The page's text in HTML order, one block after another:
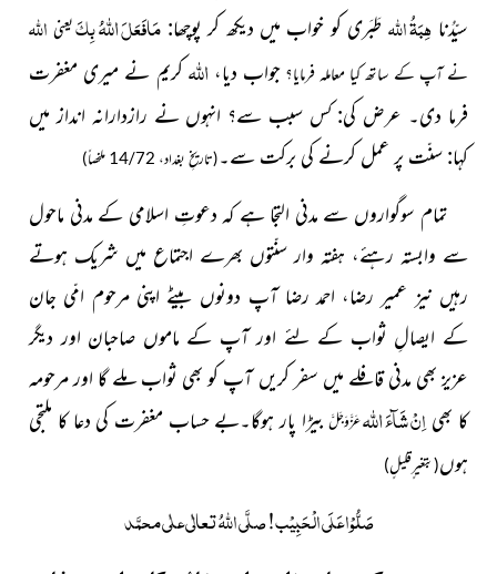
سیّدُنا ہِبَۃُ اللہ طَبَری کو خواب میں دیکھ کر پوچھا: مَافَعَلَاللہُبِکَیعنی اللہ
نے آپ کے ساتھ کیا معاملہ فرمایا؟جواب دیا، اللہ کریم نے میری مغفرت
فرما دی۔ عرض کی: کس سبب سے؟ انہوں نے رازدارانہ انداز میں
کہا: سنّت پر عمل کرنے کی برکت سے۔(تاریخِ بغداد، 14/72 ملخصاً)
تمام سوگواروں سے مدنی التجا ہے کہ دعوتِ اسلامی کے مدنی ماحول
سے وابستہ رہئے، ہفتہ وار سنّتوں بھرے اجتماع میں شریک ہوتے
رہیں نیز عمیر رضا، احمد رضا آپ دونوں بیٹے اپنی مرحوم امّی جان
کے ایصالِ ثواب کے لئے اور آپ کے ماموں صاحبان اور دیگر
عزیز بھی مدنی قافلے میں سفر کریں آپ کو بھی ثواب ملے گا اور مرحومہ
کا بھی اِنْ شَآءَاللہعَزَّوَجَلَّبیڑا پار ہوگا۔بے حساب مغفرت کی دعا کا ملتجی
ہوں(بتغیر ٍقلیلٍ)
صَلُّوْا عَلَی الْحَبِیْب! صلَّی اللہُ تعالٰی علٰی محمَّد